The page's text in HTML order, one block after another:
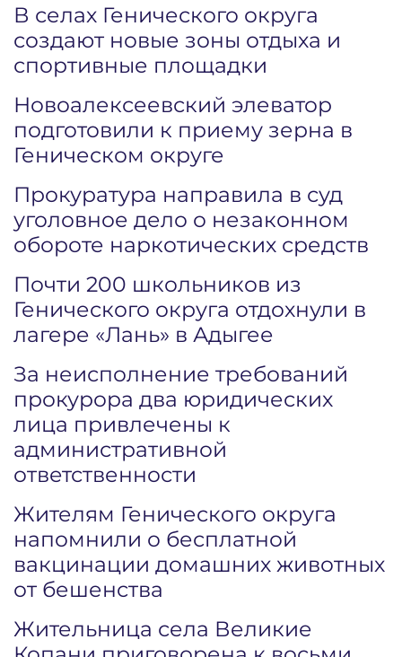
В селах Генического округа
создают новые зоны отдыха и
спортивные площадки
Новоалексеевский элеватор
подготовили к приему зерна в
Геническом округе
Прокуратура направила в суд
уголовное дело о незаконном
обороте наркотических средств
Почти 200 школьников из
Генического округа отдохнули в
лагере «Лань» в Адыгее
За неисполнение требований
прокурора два юридических
лица привлечены к
административной
ответственности
Жителям Генического округа
напомнили о бесплатной
вакцинации домашних животных
от бешенства
Жительница села Великие